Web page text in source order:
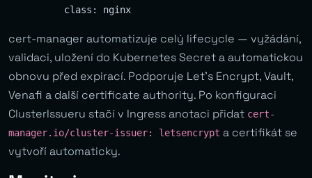
cert-manager automatizuje celý lifecycle — vyžádání,
validaci, uložení do Kubernetes Secret a automatickou
obnovu před expirací. Podporuje Let’s Encrypt, Vault,
Venafi a další certificate authority. Po konfiguraci
ClusterIssueru stačí v Ingress anotaci přidat cert-
manager.io/cluster-issuer: letsencrypt a certifikát se
vytvoří automaticky.